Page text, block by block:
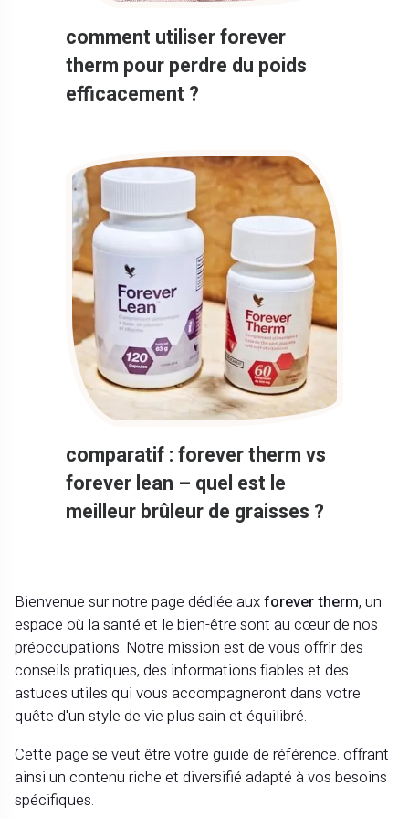
comment utiliser forever
therm pour perdre du poids
efficacement ?
comparatif : forever therm vs
forever lean – quel est le
meilleur brûleur de graisses ?
Bienvenue sur notre page dédiée auxforever therm, un
espace où la santé et le bien-être sont au cœur de nos
préoccupations. Notre mission est de vous offrir des
conseils pratiques, des informations fiables et des
astuces utiles qui vous accompagneront dans votre
quête d'un style de vie plus sain et équilibré.
Cette page se veut être votre guide de référence. offrant
ainsi un contenu riche et diversifié adapté à vos besoins
spécifiques.